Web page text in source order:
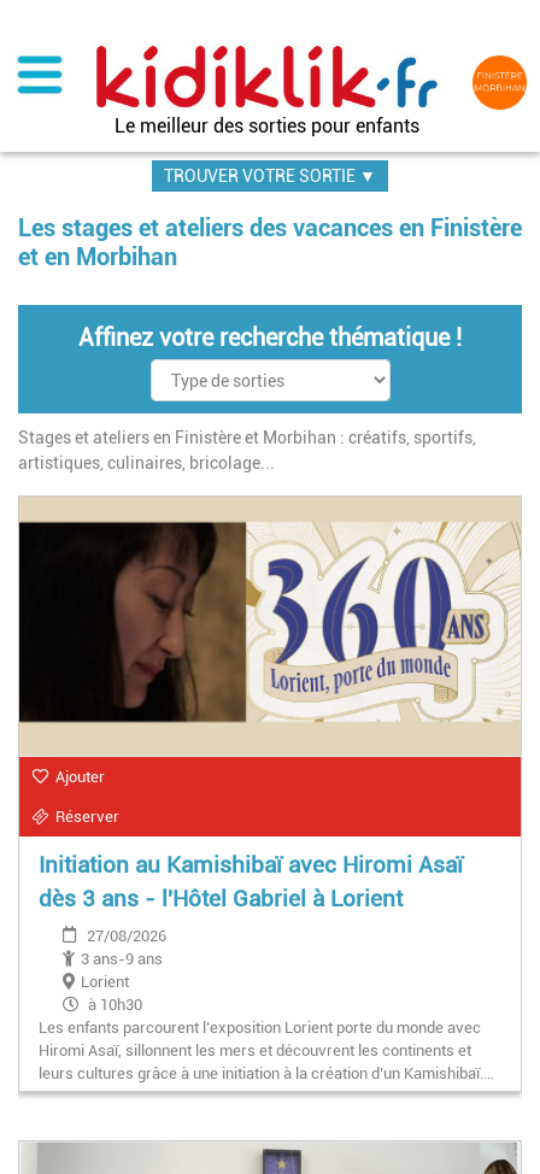
contenu
principal
Le meilleur des sorties pour enfants
TROUVER VOTRE SORTIE ▼
Les stages et ateliers des vacances en Finistère
et en Morbihan
Affinez votre recherche thématique !
Stages et ateliers en Finistère et Morbihan : créatifs, sportifs,
artistiques, culinaires, bricolage...
Ajouter
Réserver
Initiation au Kamishibaï avec Hiromi Asaï
dès 3 ans - l'Hôtel Gabriel à Lorient
27/08/2026
3 ans-9 ans
Lorient
à 10h30
Les enfants parcourent l’exposition Lorient porte du monde avec
Hiromi Asaï, sillonnent les mers et découvrent les continents et
leurs cultures grâce à une initiation à la création d’un Kamishibaï.…